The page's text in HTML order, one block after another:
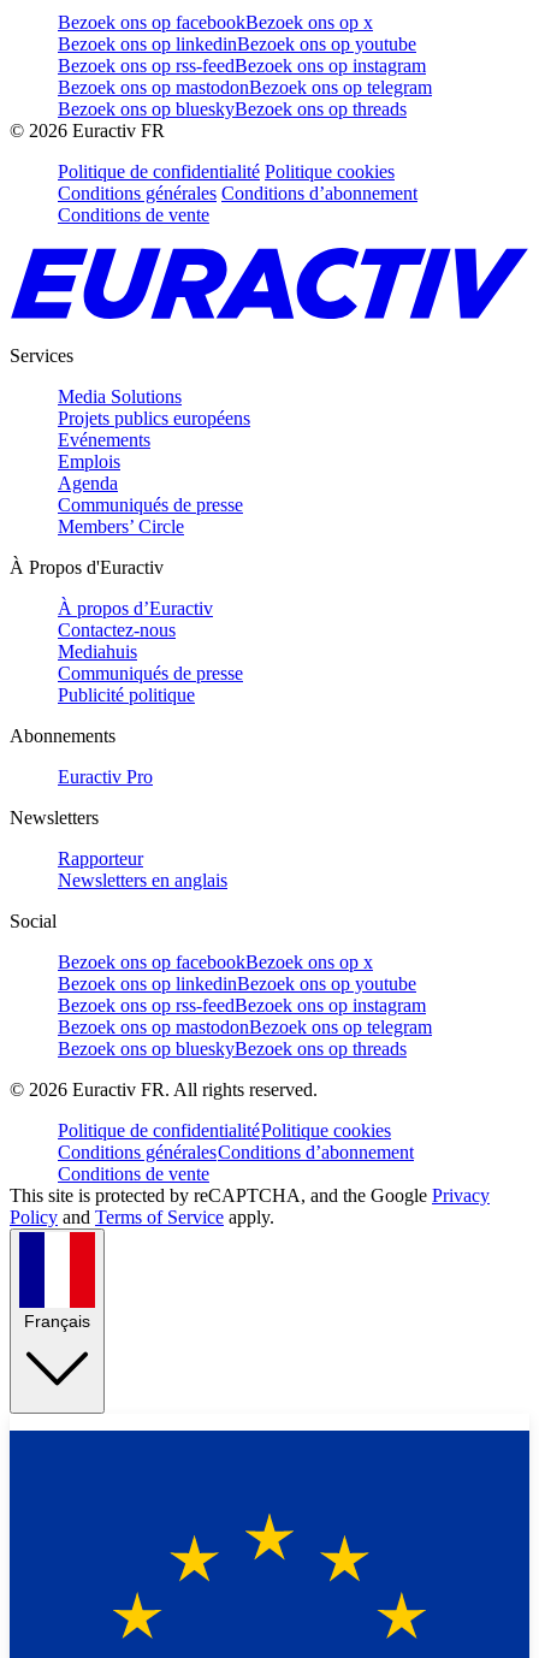
Bezoek ons op facebookBezoek ons op x
Bezoek ons op linkedinBezoek ons op youtube
Bezoek ons op rss-feedBezoek ons op instagram
Bezoek ons op mastodonBezoek ons op telegram
Bezoek ons op blueskyBezoek ons op threads
© 2026 Euractiv FR
Politique de confidentialité Politique cookies
Conditions générales Conditions d’abonnement
Conditions de vente
Services
Media Solutions
Projets publics européens
Evénements
Emplois
Agenda
Communiqués de presse
Members’ Circle
À Propos d'Euractiv
À propos d’Euractiv
Contactez-nous
Mediahuis
Communiqués de presse
Publicité politique
Abonnements
Euractiv Pro
Newsletters
Rapporteur
Newsletters en anglais
Social
Bezoek ons op facebookBezoek ons op x
Bezoek ons op linkedinBezoek ons op youtube
Bezoek ons op rss-feedBezoek ons op instagram
Bezoek ons op mastodonBezoek ons op telegram
Bezoek ons op blueskyBezoek ons op threads
© 2026 Euractiv FR. All rights reserved.
Politique de confidentialitéPolitique cookies
Conditions généralesConditions d’abonnement
Conditions de vente
This site is protected by reCAPTCHA, and the Google Privacy
Policy and Terms of Service apply.
Français